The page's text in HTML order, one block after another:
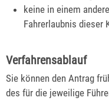
keine in einem
Fahrerlaubnis dieser
Verfahrensablauf
Sie können den Antrag
des für die jeweilige